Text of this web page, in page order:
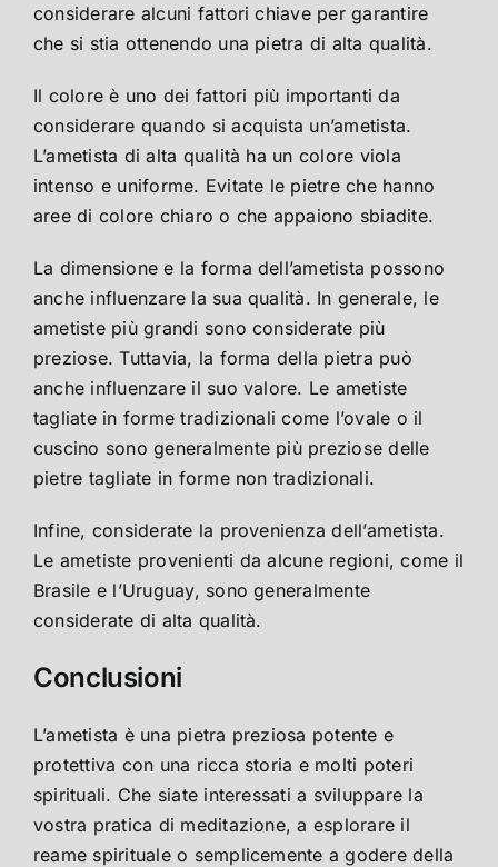
considerare alcuni fattori chiave per garantire
che si stia ottenendo una pietra di alta qualità.
Il colore è uno dei fattori più importanti da
considerare quando si acquista un’ametista.
L’ametista di alta qualità ha un colore viola
intenso e uniforme. Evitate le pietre che hanno
aree di colore chiaro o che appaiono sbiadite.
La dimensione e la forma dell’ametista possono
anche influenzare la sua qualità. In generale, le
ametiste più grandi sono considerate più
preziose. Tuttavia, la forma della pietra può
anche influenzare il suo valore. Le ametiste
tagliate in forme tradizionali come l’ovale o il
cuscino sono generalmente più preziose delle
pietre tagliate in forme non tradizionali.
Infine, considerate la provenienza dell’ametista.
Le ametiste provenienti da alcune regioni, come il
Brasile e l’Uruguay, sono generalmente
considerate di alta qualità.
Conclusioni
L’ametista è una pietra preziosa potente e
protettiva con una ricca storia e molti poteri
spirituali. Che siate interessati a sviluppare la
vostra pratica di meditazione, a esplorare il
reame spirituale o semplicemente a godere della